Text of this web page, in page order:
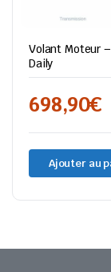
Volant Moteur
Daily
698,90€
Ajouter au